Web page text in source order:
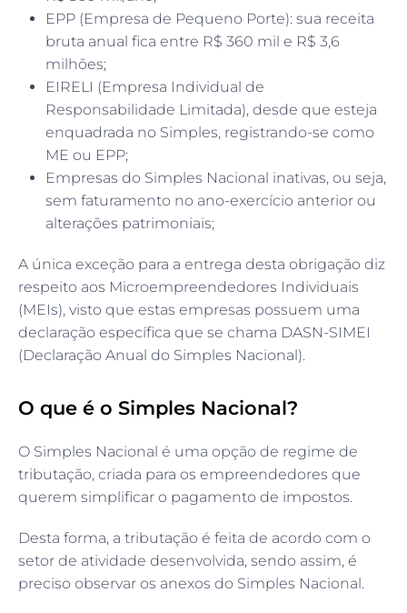
EPP (Empresa de Pequeno Porte): sua receita
bruta anual fica entre R$ 360 mil e R$ 3,6
milhões;
EIRELI (Empresa Individual de
Responsabilidade Limitada), desde que esteja
enquadrada no Simples, registrando-se como
ME ou EPP;
Empresas do Simples Nacional inativas, ou seja,
sem faturamento no ano-exercício anterior ou
alterações patrimoniais;
A única exceção para a entrega desta obrigação diz
respeito aos Microempreendedores Individuais
(MEIs), visto que estas empresas possuem uma
declaração específica que se chama DASN-SIMEI
(Declaração Anual do Simples Nacional).
O que é o Simples Nacional?
O Simples Nacional é uma opção de regime de
tributação, criada para os empreendedores que
querem simplificar o pagamento de impostos.
Desta forma, a tributação é feita de acordo com o
setor de atividade desenvolvida, sendo assim, é
preciso observar os anexos do Simples Nacional.